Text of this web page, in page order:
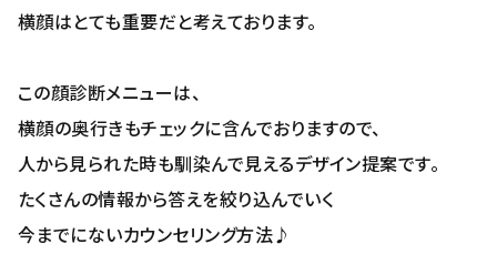
横顔はとても重要だと考えております。
この顔診断メニューは、
横顔の奥行きもチェックに含んでおりますので、
人から見られた時も馴染んで見えるデザイン提案です。
たくさんの情報から答えを絞り込んでいく
今までにないカウンセリング方法♪